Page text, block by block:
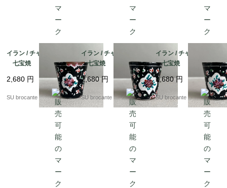
配送中の明らかな破損(写真に載せているものから著しく状
色合いはお使いのモニターのよって、実物と多少異なること
がございますので、ご了承ください。
・食器に関して
装飾品として輸入しております。
それ以外の用途に関してはお客様の判断のもと使用していた
だくようお願いいたします。
イラン / チャイカップC
七宝焼
2,680 円
SU brocante
イラン / チャイカップB
七宝焼
2,680円
SU brocante
イラン / チャイカップA
七宝焼
2,680円
SU brocante